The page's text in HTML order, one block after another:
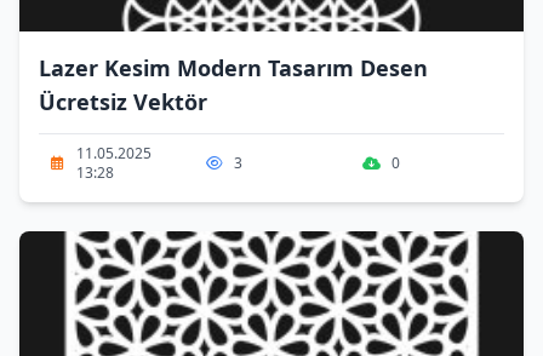
Lazer Kesim Modern Tasarım Desen
Ücretsiz Vektör
11.05.2025
13:28
3 0